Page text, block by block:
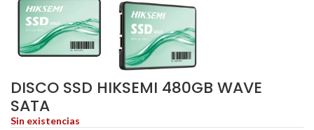
DISCO SSD HIKSEMI 480GB WAVE
SATA
Sin existencias